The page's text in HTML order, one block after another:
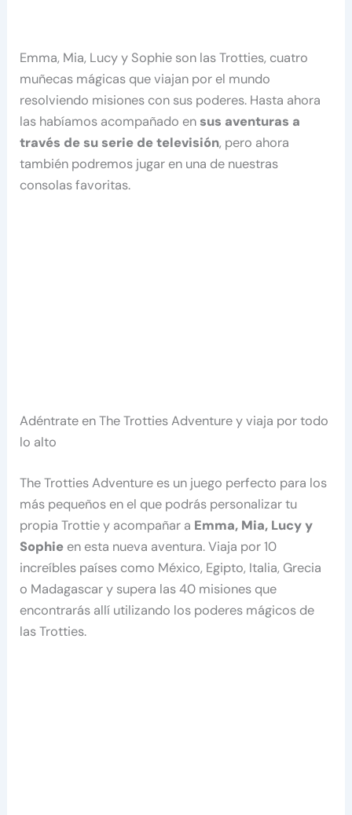
Emma, Mia, Lucy y Sophie son las Trotties, cuatro
muñecas mágicas que viajan por el mundo
resolviendo misiones con sus poderes. Hasta ahora
las habíamos acompañado ensus aventuras a
través de su serie de televisión, pero ahora
también podremos jugar en una de nuestras
consolas favoritas.
Adéntrate en The Trotties Adventure y viaja por todo
lo alto
The Trotties Adventure es un juego perfecto para los
más pequeños en el que podrás personalizar tu
propia Trottie y acompañar a Emma, Mia, Lucy y
Sophie en esta nueva aventura. Viaja por 10
increíbles países como México, Egipto, Italia, Grecia
o Madagascar y supera las 40 misiones que
encontrarás allí utilizando los poderes mágicos de
las Trotties.